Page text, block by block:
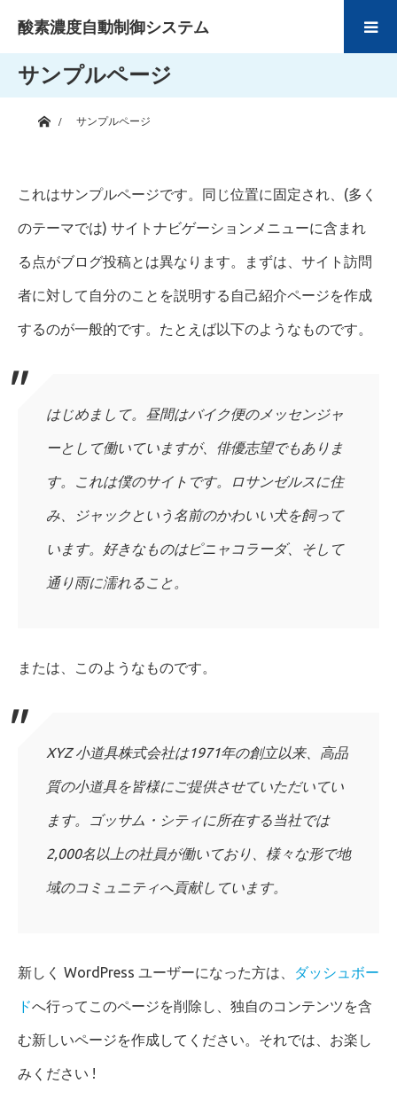
酸素濃度自動制御システム
サンプルページ
ホームサンプルページ
これはサンプルページです。同じ位置に固定され、(多く
のテーマでは) サイトナビゲーションメニューに含まれ
る点がブログ投稿とは異なります。まずは、サイト訪問
者に対して自分のことを説明する自己紹介ページを作成
するのが一般的です。たとえば以下のようなものです。
はじめまして。昼間はバイク便のメッセンジャ
ーとして働いていますが、俳優志望でもありま
す。これは僕のサイトです。ロサンゼルスに住
み、ジャックという名前のかわいい犬を飼って
います。好きなものはピニャコラーダ、そして
通り雨に濡れること。
または、このようなものです。
XYZ 小道具株式会社は1971年の創立以来、高品
質の小道具を皆様にご提供させていただいてい
ます。ゴッサム・シティに所在する当社では
2,000名以上の社員が働いており、様々な形で地
域のコミュニティへ貢献しています。
新しく WordPress ユーザーになった方は、 ダッシュボー
ドへ行ってこのページを削除し、独自のコンテンツを含
む新しいページを作成してください。それでは、お楽し
みください !